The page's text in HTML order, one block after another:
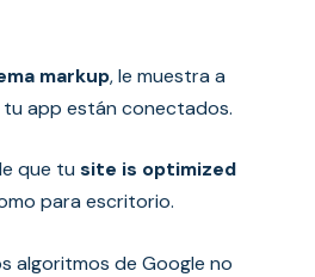
markup, le muestra a
app están conectados.
que tu site is optimized
para escritorio.
algoritmos de Google no